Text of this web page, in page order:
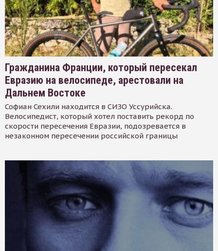
Гражданина Франции, который пересекал
Евразию на велосипеде, арестовали на
Дальнем Востоке
Софиан Сехили находится в СИЗО Уссурийска.
Велосипедист, который хотел поставить рекорд по
скорости пересечения Евразии, подозревается в
незаконном пересечении российской границы